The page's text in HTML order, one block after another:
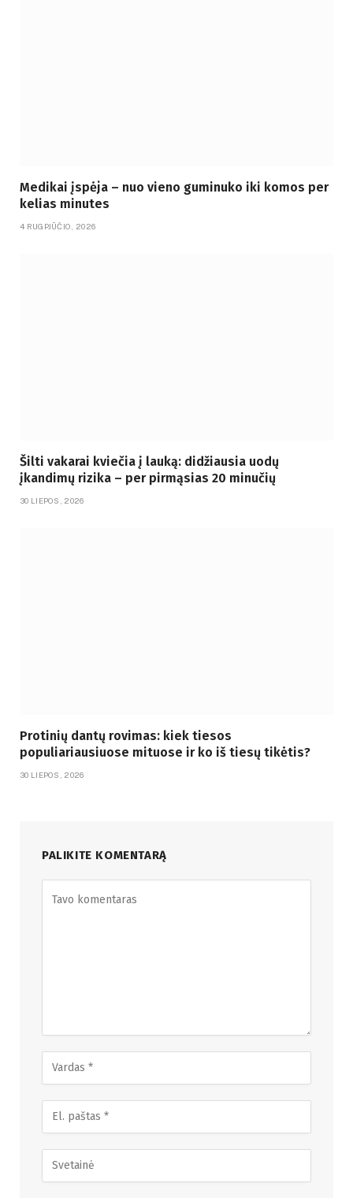
Medikai įspėja – nuo vieno guminuko iki komos per
kelias minutes
4 RUGPJŪČIO, 2026
Šilti vakarai kviečia į lauką: didžiausia uodų
įkandimų rizika – per pirmąsias 20 minučių
30 LIEPOS, 2026
Protinių dantų rovimas: kiek tiesos
populiariausiuose mituose ir ko iš tiesų tikėtis?
30 LIEPOS, 2026
PALIKITE KOMENTARĄ